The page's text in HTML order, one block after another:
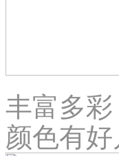
丰富多
颜色有好